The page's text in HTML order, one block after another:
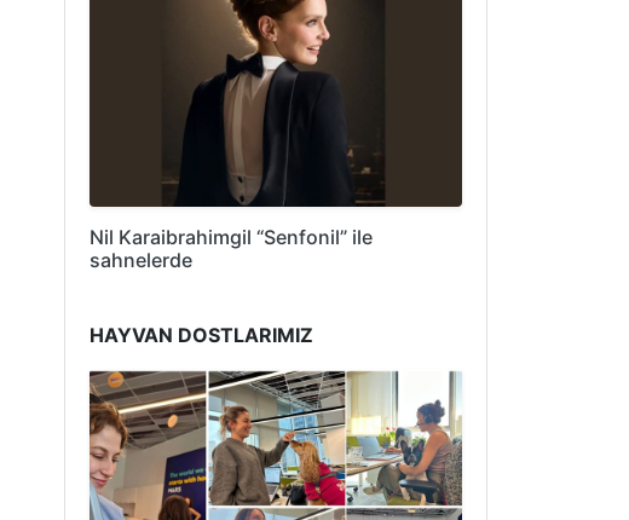
Nil Karaibrahimgil “Senfonil” ile
sahnelerde
HAYVAN DOSTLARIMIZ